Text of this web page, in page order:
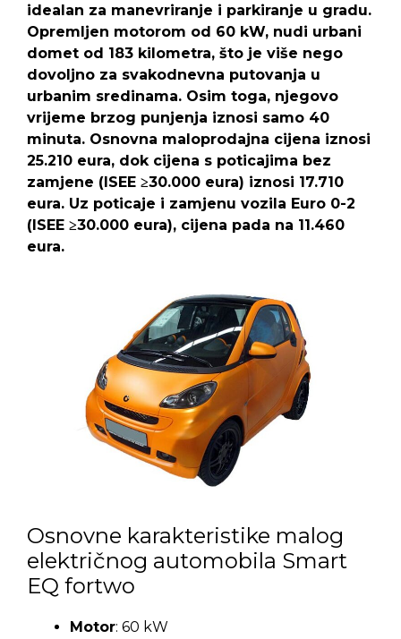
idealan za manevriranje i parkiranje u gradu.
Opremljen motorom od 60 kW, nudi urbani
domet od 183 kilometra, što je više nego
dovoljno za svakodnevna putovanja u
urbanim sredinama. Osim toga, njegovo
vrijeme brzog punjenja iznosi samo 40
minuta. Osnovna maloprodajna cijena iznosi
25.210 eura, dok cijena s poticajima bez
zamjene (ISEE ≥30.000 eura) iznosi 17.710
eura. Uz poticaje i zamjenu vozila Euro 0-2
(ISEE ≥30.000 eura), cijena pada na 11.460
eura.
Osnovne karakteristike malog
električnog automobila Smart
EQ fortwo
Motor: 60 kW